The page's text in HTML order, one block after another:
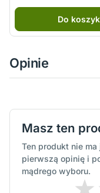
Do
Opinie
Masz ten
Ten produkt nie
pierwszą opinię i
mądrego wyboru.